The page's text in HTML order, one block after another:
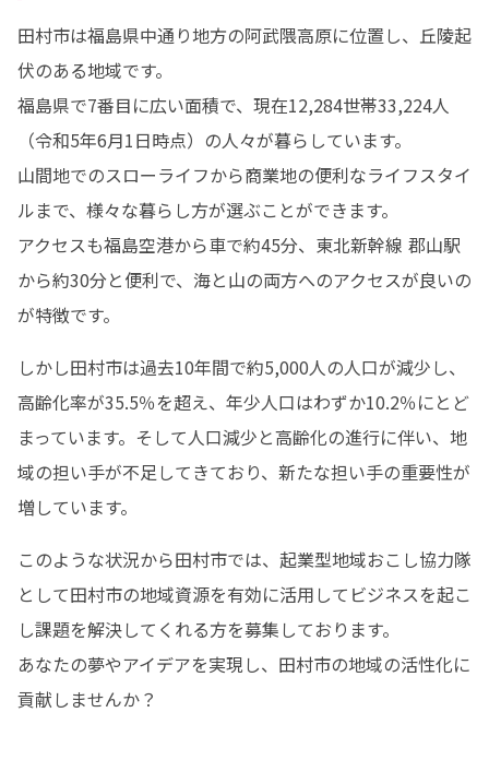
田村市は福島県中通り地方の阿武隈高原に位置し、丘陵起
伏のある地域です。
福島県で7番目に広い面積で、現在12,284世帯33,224人
（令和5年6月1日時点）の人々が暮らしています。
山間地でのスローライフから商業地の便利なライフスタイ
ルまで、様々な暮らし方が選ぶことができます。
アクセスも福島空港から車で約45分、東北新幹線 郡山駅
から約30分と便利で、海と山の両方へのアクセスが良いの
が特徴です。
しかし田村市は過去10年間で約5,000人の人口が減少し、
高齢化率が35.5％を超え、年少人口はわずか10.2％にとど
まっています。そして人口減少と高齢化の進行に伴い、地
域の担い手が不足してきており、新たな担い手の重要性が
増しています。
このような状況から田村市では、起業型地域おこし協力隊
として田村市の地域資源を有効に活用してビジネスを起こ
し課題を解決してくれる方を募集しております。
あなたの夢やアイデアを実現し、田村市の地域の活性化に
貢献しませんか？